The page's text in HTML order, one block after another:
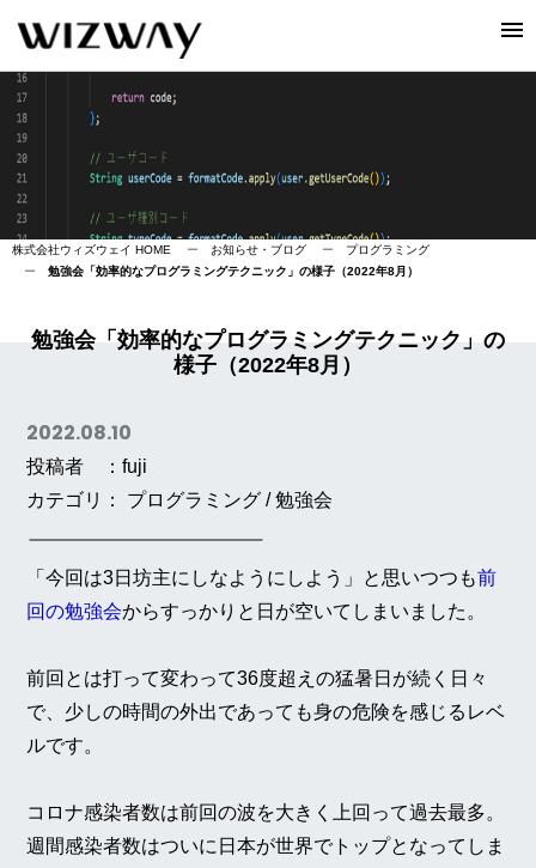
株式会社ウィズウェイ HOME ー お知らせ・ブログ ー プログラミング
ー 勉強会「効率的なプログラミングテクニック」の様子（2022年8月）
勉強会「効率的なプログラミングテクニック」の
様子（2022年8月）
2022.08.10
投稿者 ：fuji
カテゴリ： プログラミング /勉強会
「今回は3日坊主にしなようにしよう」と思いつつも前
回の勉強会からすっかりと日が空いてしまいました。
前回とは打って変わって36度超えの猛暑日が続く日々
で、少しの時間の外出であっても身の危険を感じるレベ
ルです。
コロナ感染者数は前回の波を大きく上回って過去最多。
週間感染者数はついに日本が世界でトップとなってしま